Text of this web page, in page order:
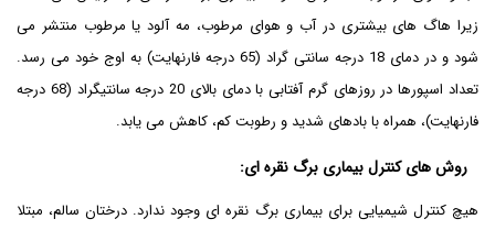
زیرا هاگ های بیشتری در آب و هوای مرطوب، مه آلود یا مرطوب منتشر می
شود و در دمای 18 درجه سانتی گراد (65 درجه فارنهایت) به اوج خود می رسد.
تعداد اسپورها در روزهای گرم آفتابی با دمای بالای 20 درجه سانتیگراد (68 درجه
فارنهایت)، همراه با بادهای شدید و رطوبت کم، کاهش می یابد.
روش های کنترلبیماری برگ نقره ای:
هیچ کنترل شیمیایی برای بیماری برگ نقره ای وجود ندارد. درختان سالم، مبتلا